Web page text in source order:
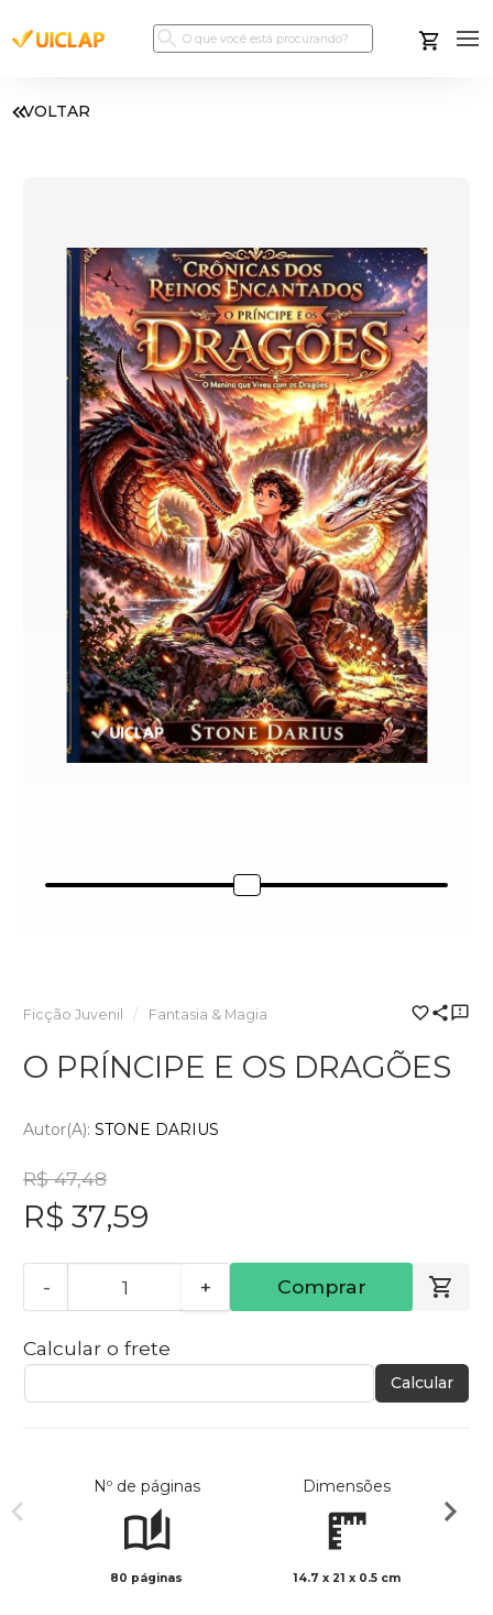
VOLTAR
Ficção Juvenil Fantasia & Magia
O PRÍNCIPE E OS DRAGÕES
Autor(a): STONE DARIUS
R$ 47,48
R$ 37,59
- + Comprar
Calcular o frete
Calcular
Nº de páginas
80 páginas
Dimensões
14.7 x 21 x 0.5 cm